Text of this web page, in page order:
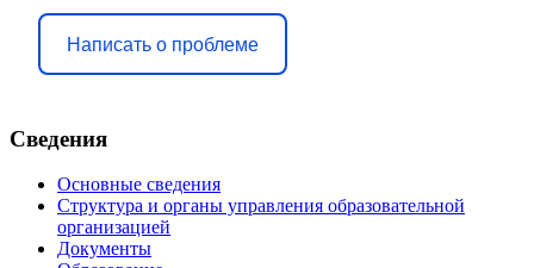
Написать о проблеме
Сведения
Основные сведения
Структура и органы управления образовательной
организацией
Документы